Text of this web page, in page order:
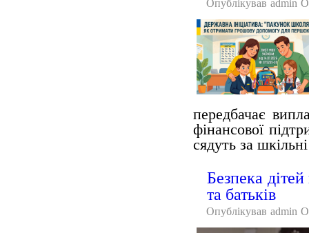
Опублікував admin
передбачає
фінансової
сядуть за
Безпека
та батьків
Опублікував admin